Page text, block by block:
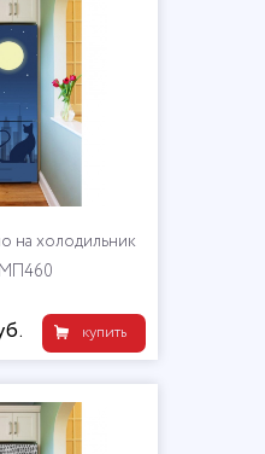
на холодильник
купить